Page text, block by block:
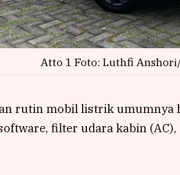
Atto 1 Foto: Luthfi
rutin mobil listrik umumnya
filter udara kabin